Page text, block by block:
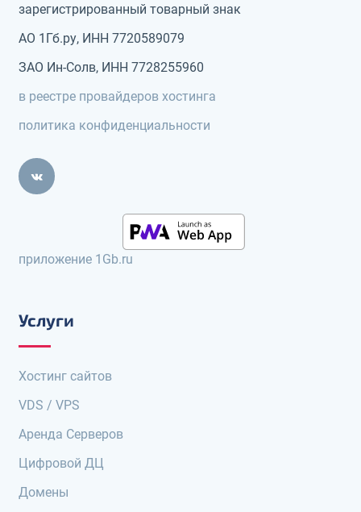
зарегистрированный товарный знак
АО 1Гб.ру, ИНН 7720589079
ЗАО Ин-Солв, ИНН 7728255960
в реестре провайдеров хостинга
политика конфиденциальности
приложение 1Gb.ru
Услуги
Хостинг сайтов
VDS / VPS
Аренда Серверов
Цифровой ДЦ
Домены